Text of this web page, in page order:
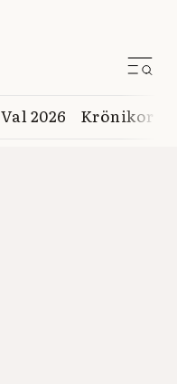
Val 2026 Krönikor